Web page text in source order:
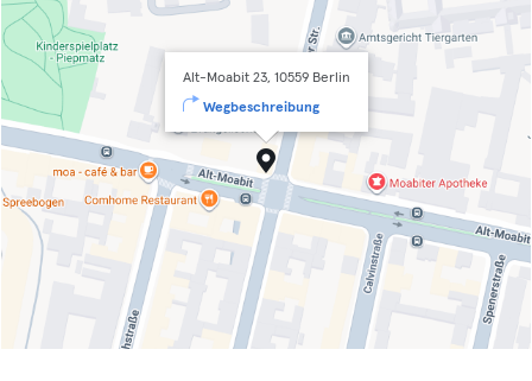
Alt-Moabit 23, 10559 Berlin
Wegbeschreibung